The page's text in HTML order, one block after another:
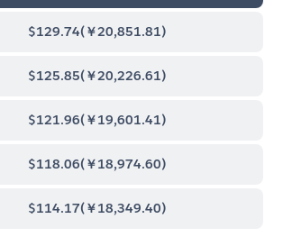
$129.74(￥20,851.81)
$125.85(￥20,226.61)
$121.96(￥19,601.41)
$118.06(￥18,974.60)
$114.17(￥18,349.40)